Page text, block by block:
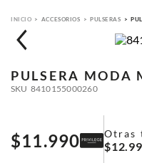
ACCESORIOS PULSERAS
PULSERA MODA
SKU 8410155000260
$11.990 Otras
$12.